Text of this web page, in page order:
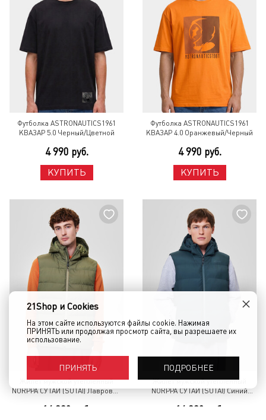
Футболка ASTRONAUTICS1961
КВАЗАР 5.0 Черный/Цветной
4 990 руб.
КУПИТЬ
Футболка ASTRONAUTICS1961
КВАЗАР 4.0 Оранжевый/Черный
4 990 руб.
КУПИТЬ
Жилет мужской утепленный
NORPPA СУТАЙ (SUTAI) Лавровый
14 880 руб.
Жилет мужской утепленный
NORPPA СУТАЙ (SUTAI) Синий
14 880 руб.
21Shop и Cookies
На этом сайте используются файлы cookie. Нажимая
ПРИНЯТЬ или продолжая просмотр сайта, вы разрешаете их
использование.
ПРИНЯТЬ ПОДРОБНЕЕ
×